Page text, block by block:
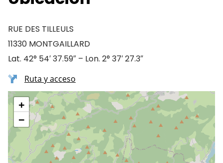
RUE DES TILLEULS
11330 MONTGAILLARD
Lat. 42° 54′ 37.59″ – Lon. 2° 37′ 27.3″
Ruta y acceso
+
−